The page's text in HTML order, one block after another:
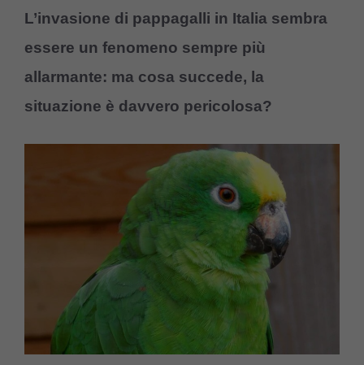
L’invasione di pappagalli in Italia sembra
essere un fenomeno sempre più
allarmante: ma cosa succede, la
situazione è davvero pericolosa?